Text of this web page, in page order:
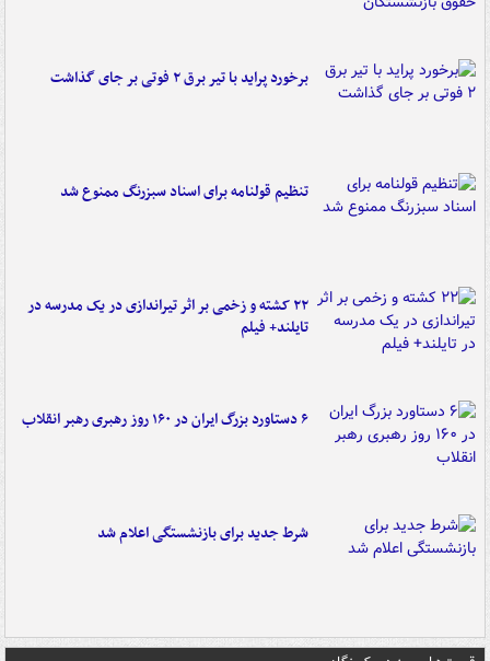
برخورد پراید با تیر برق ۲ فوتی بر جای گذاشت
تنظیم قولنامه برای اسناد سبزرنگ ممنوع شد
۲۲ کشته و زخمی بر اثر تیراندازی در یک مدرسه در
تایلند+ فیلم
۶ دستاورد بزرگ ایران در ۱۶۰ روز رهبری رهبر انقلاب
شرط جدید برای بازنشستگی اعلام شد